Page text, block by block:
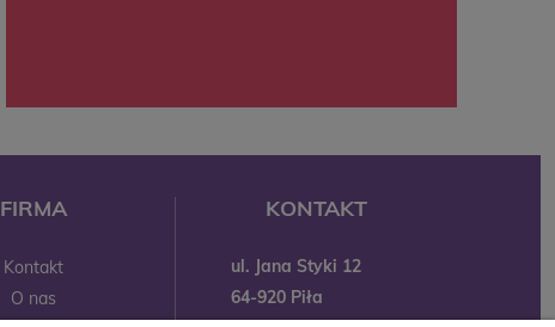
FIRMA
Kontakt
O nas
KONTAKT
ul. Jana Styki 12
64-920 Piła